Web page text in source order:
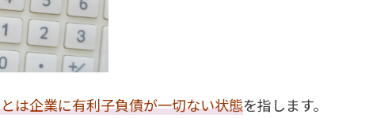
は企業に有利子負債が一切ない状態を指します。